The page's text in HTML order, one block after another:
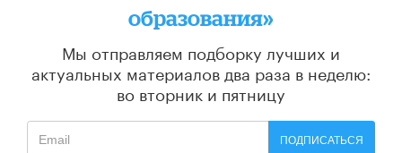
образования»
Мы отправляем подборку лучших и
актуальных материалов два раза в неделю:
во вторник и пятницу
ПОДПИСАТЬСЯ